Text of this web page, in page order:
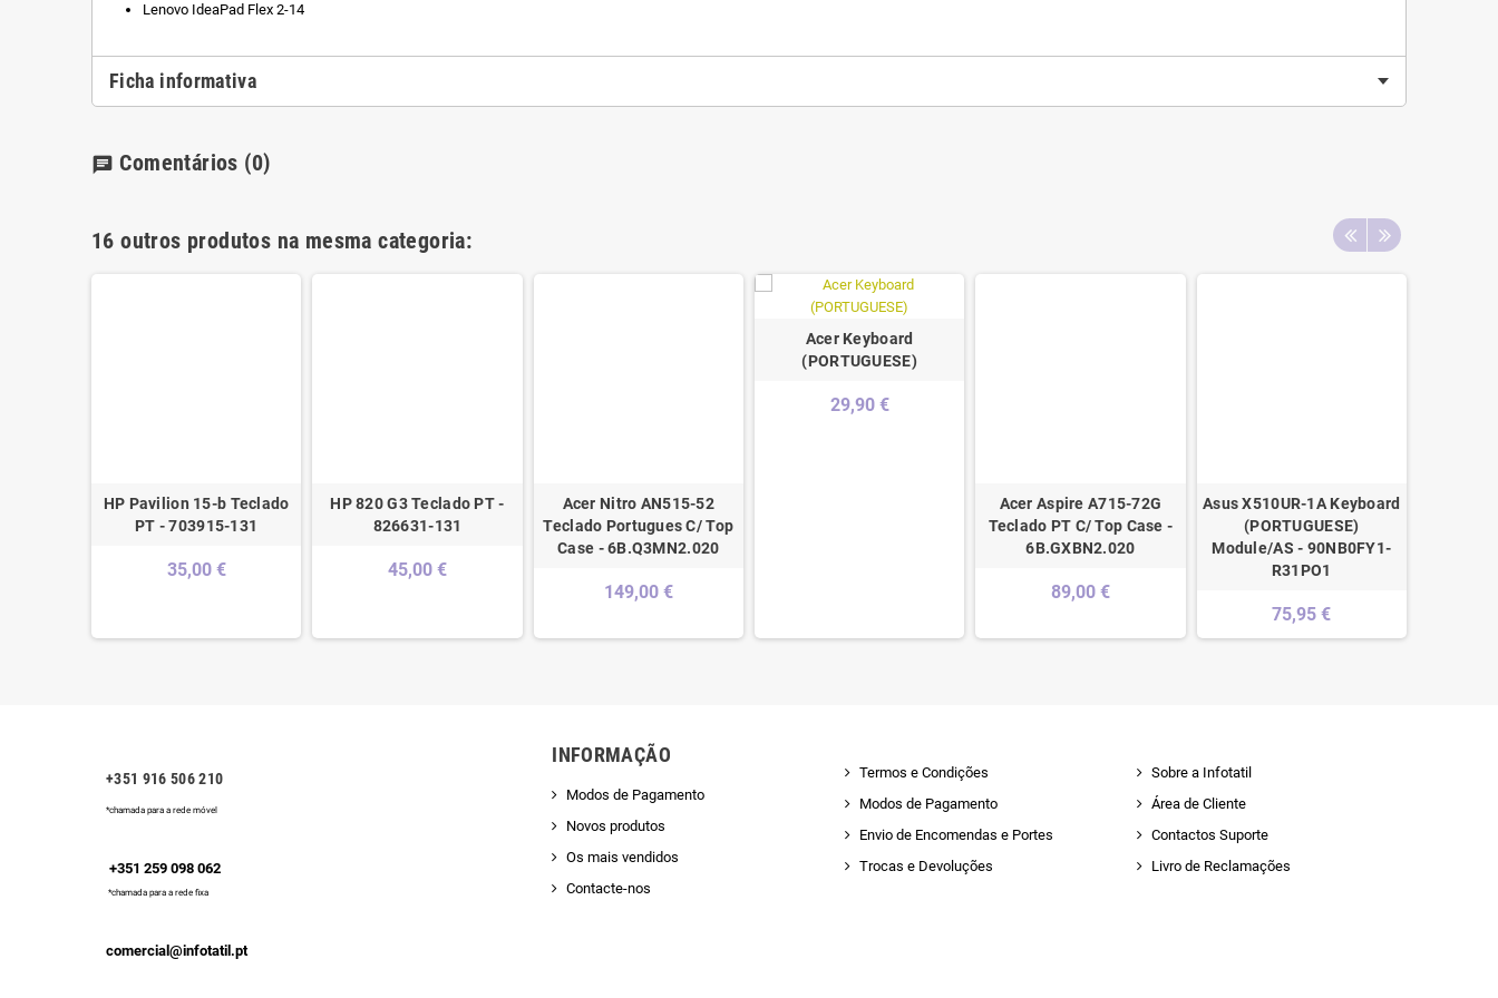
Lenovo IdeaPad Flex 2-14
Ficha informativa
chat Comentários (0)
16 outros produtos na mesma categoria:
HP Pavilion 15-b Teclado
PT - 703915-131
35,00 €
HP 820 G3 Teclado PT -
826631-131
45,00 €
Acer Nitro AN515-52
Teclado Portugues C/ Top
Case - 6B.Q3MN2.020
149,00 €
Acer Keyboard
(PORTUGUESE)
29,90 €
Acer Aspire A715-72G
Teclado PT C/ Top Case -
6B.GXBN2.020
89,00 €
Asus X510UR-1A Keyboard
(PORTUGUESE)
Module/AS - 90NB0FY1-
R31PO1
75,95 €
+351 916 506 210
*chamada para a rede móvel
+351 259 098 062
*chamada para a rede fixa
comercial@infotatil.pt
INFORMAÇÃO
Modos de Pagamento
Novos produtos
Os mais vendidos
Contacte-nos
Termos e Condições
Modos de Pagamento
Envio de Encomendas e Portes
Trocas e Devoluções
Sobre a Infotatil
Área de Cliente
Contactos Suporte
Livro de Reclamações